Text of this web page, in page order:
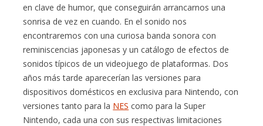
en clave de humor, que conseguirán arrancarnos una
sonrisa de vez en cuando. En el sonido nos
encontraremos con una curiosa banda sonora con
reminiscencias japonesas y un catálogo de efectos de
sonidos típicos de un videojuego de plataformas. Dos
años más tarde aparecerían las versiones para
dispositivos domésticos en exclusiva para Nintendo, con
versiones tanto para la NES como para la Super
Nintendo, cada una con sus respectivas limitaciones